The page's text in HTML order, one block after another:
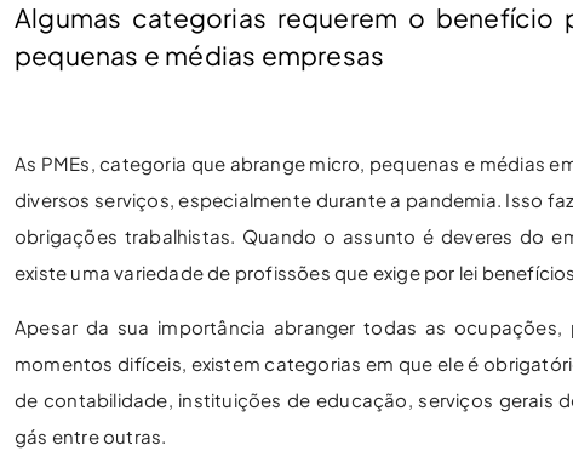
Algumas categorias requerem o
pequenas e médias empresas
As PMEs, categoria que abrange micro, pequenas e médias
diversos serviços, especialmente durante a pandemia. Isso
obrigações trabalhistas. Quando o assunto é deveres do
existe uma variedade de profissões que exige por lei
Apesar da sua importância abranger todas as
momentos difíceis, existem categorias em que ele é
de contabilidade, instituições de educação, serviços gerais
gás entre outras.